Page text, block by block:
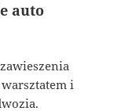
auto
i